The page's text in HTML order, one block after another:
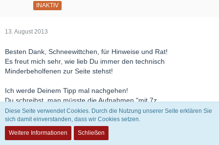
INAKTIV
13. August 2013
Besten Dank, Schneewittchen, für Hinweise und Rat!
Es freut mich sehr, wie lieb Du immer den technisch
Minderbeholfenen zur Seite stehst!
Ich werde Deinem Tipp mal nachgehen!
Du schreibst, man müsste die Aufnahmen "mit 7z
entkomprimieren"! Da kann ich jetzt noch nichts mit anfangen.
Bisher habe ich heruntergeladene Aufnahmen immer auf dem von
Windows7 angebotenen entpackt.
Diese Seite verwendet Cookies. Durch die Nutzung unserer Seite erklären Sie
sich damit einverstanden, dass wir Cookies setzen.
Weitere Informationen
Schließen